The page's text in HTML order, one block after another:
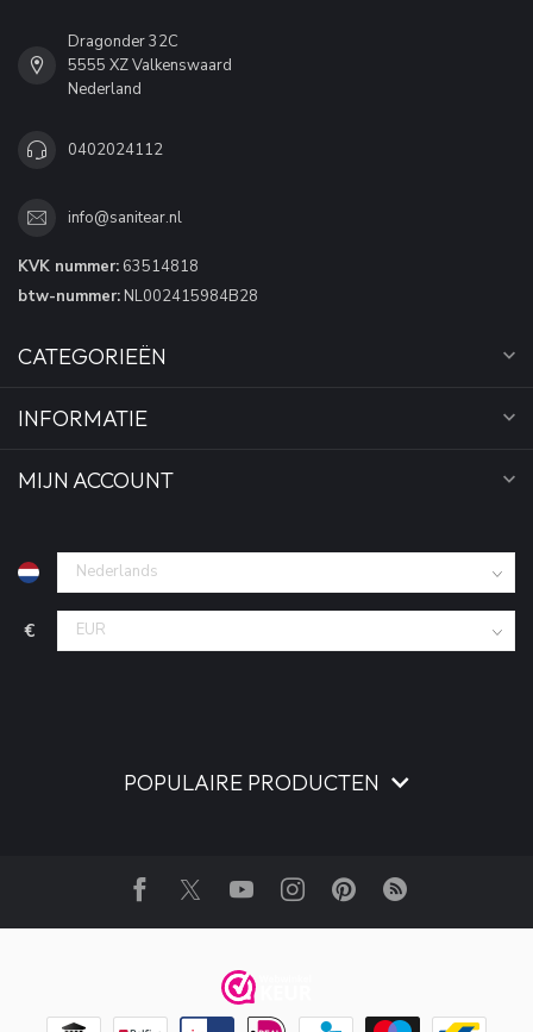
Dragonder 32C
5555 XZ Valkenswaard
Nederland
0402024112
info@sanitear.nl
KVK nummer: 63514818
btw-nummer: NL002415984B28
CATEGORIEËN
INFORMATIE
MIJN ACCOUNT
€
POPULAIRE PRODUCTEN